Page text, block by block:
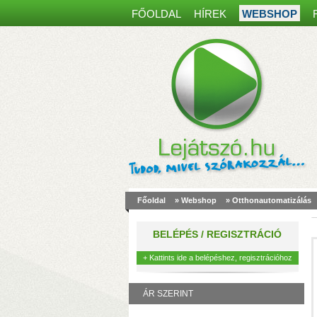
FŐOLDAL HÍREK WEBSHOP
Főoldal » Webshop » Otthonautomatizálás
BELÉPÉS / REGISZTRÁCIÓ
+ Kattints ide a belépéshez, regisztrációhoz
ÁR SZERINT